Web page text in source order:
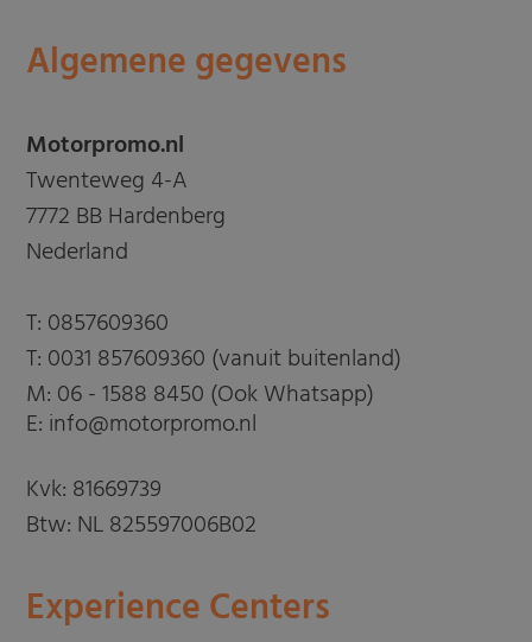
Algemene gegevens
Motorpromo.nl
Twenteweg 4-A
7772 BB Hardenberg
Nederland
T: 0857609360
T: 0031 857609360 (vanuit buitenland)
M: 06 - 1588 8450 (Ook Whatsapp)
E: info@motorpromo.nl
Kvk: 81669739
Btw: NL 825597006B02
Experience Centers